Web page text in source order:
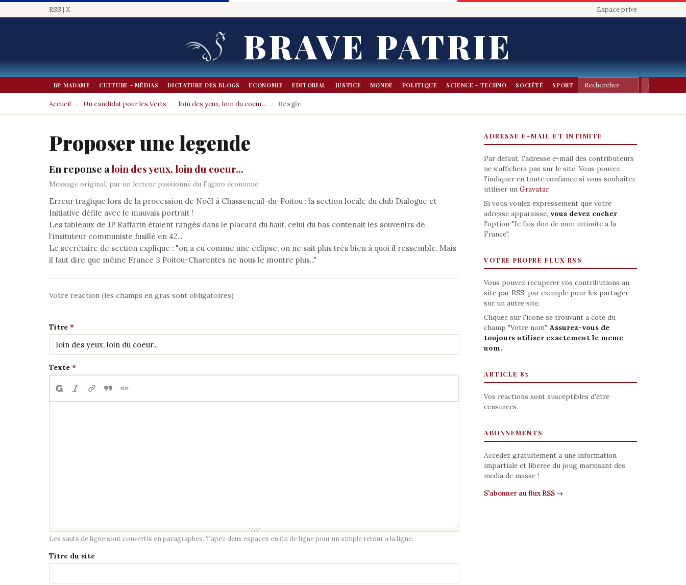
RSS | X Espace prive
BRAVE PATRIE
BP MADAME CULTURE - MÉDIAS DICTATURE DES BLOGS ECONOMIE EDITORIAL JUSTICE MONDE POLITIQUE SCIENCE - TECHNO SOCIÉTÉ SPORT
Accueil › Un candidat pour les Verts › loin des yeux, loin du coeur... › Reagir
Proposer une legende
En reponse aloin des yeux, loin du coeur...
Message original, par un lecteur passionné du Figaro économie
Erreur tragique lors de la procession de Noël à Chasseneuil-du-Poitou : la section locale du club Dialogue et
Initiative défile avec le mauvais portrait !
Les tableaux de JP Raffarin étaient rangés dans le placard du haut, celui du bas contenait les souvenirs de
l’insituteur communiste fusillé en 42...
Le secrétaire de section explique : "on a eu comme une éclipse, on ne sait plus très bien à quoi il ressemble. Mais
il faut dire que même France 3 Poitou-Charentes ne nous le montre plus..."
Votre reaction (les champs en gras sont obligatoires)
Titre
Texte
Les sauts de ligne sont convertis en paragraphes. Tapez deux espaces en fin de ligne pour un simple retour a la ligne.
Titre du site
ADRESSE E-MAIL ET INTIMITE
Par defaut, l'adresse e-mail des contributeurs
ne s'affichera pas sur le site. Vous pouvez
l'indiquer en toute confiance si vous souhaitez
utiliser un Gravatar.
Si vous voulez expressement que votre
adresse apparaisse, vous devez cocher
l'option "Je fais don de mon intimite a la
France".
VOTRE PROPRE FLUX RSS
Vous pouvez recuperer vos contributions au
site par RSS, par exemple pour les partager
sur un autre site.
Cliquez sur l'icone se trouvant a cote du
champ "Votre nom". Assurez-vous de
toujours utiliser exactement le meme
nom.
ARTICLE 85
Vos reactions sont susceptibles d'etre
censurees.
ABONNEMENTS
Accedez gratuitement a une information
impartiale et liberee du joug marxisant des
media de masse !
S'abonner au flux RSS →